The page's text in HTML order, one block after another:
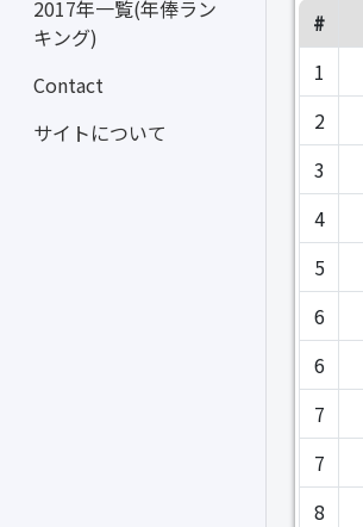
2017年一覧(年俸ラン
キング)
Contact
サイトについて
#
1
2
3
4
5
6
6
7
7
8